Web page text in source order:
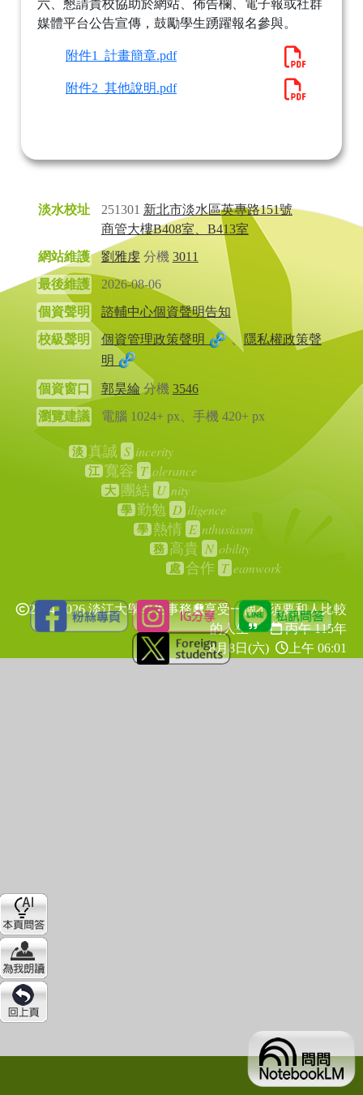
六、懇請貴校協助於網站、佈告欄、電子報或社群
媒體平台公告宣傳，鼓勵學生踴躍報名參與。
附件1_計畫簡章.pdf
附件2_其他說明.pdf
淡水校址 251301 新北市淡水區英專路151號
商管大樓B408室、B413室
網站維護
劉雅虔分機 3011
最後維護
2026-08-06
個資聲明
諮輔中心個資聲明告知
校級聲明
個資管理政策聲明 、 隱私權政策聲
明
個資窗口 郭昊綸 分機 3546
瀏覽建議
電腦 1024+ px、手機 420+ px
淡 真誠 S incerity
江 寬容 T olerance
大 團結 U nity
學 勤勉 D iligence
學 熱情 E nthusiasm
務 高貴 N obility
處 合作 T eamwork
2024-2026 淡江大學學生事務處享受一個不須要和人比較
的人生
丙午 115年
8月8日(六)
上午 06:01